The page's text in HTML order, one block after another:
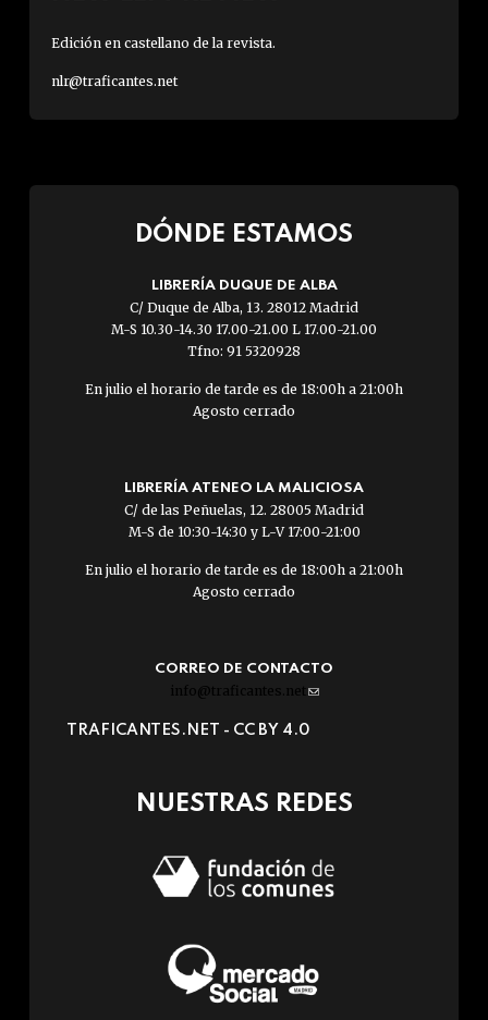
Edición en castellano de la revista.
nlr@traficantes.net
DÓNDE ESTAMOS
LIBRERÍA DUQUE DE ALBA
C/ Duque de Alba, 13. 28012 Madrid
M-S 10.30-14.30 17.00-21.00 L 17.00-21.00
Tfno: 91 5320928
En julio el horario de tarde es de 18:00h a 21:00h
Agosto cerrado
LIBRERÍA ATENEO LA MALICIOSA
C/ de las Peñuelas, 12. 28005 Madrid
M-S de 10:30-14:30 y L-V 17:00-21:00
En julio el horario de tarde es de 18:00h a 21:00h
Agosto cerrado
CORREO DE CONTACTO
info@traficantes.net (link
e-
TRAFICANTES.NET - CC BY 4.0
NUESTRAS REDES